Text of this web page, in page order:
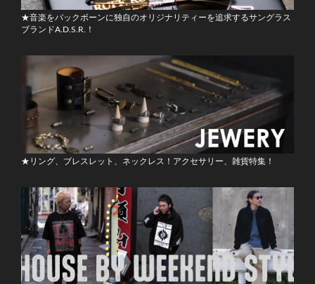
★音楽をバックボーンに独自のオリジナリティーを追求するサングラス
ブランドA.D.S.R.！
★リング、ブレスレット、ネックレス！アクセサリー、雑貨特集！